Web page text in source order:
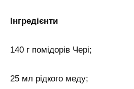
Інгредієнти
140 г помідорів Чері;
25 мл рідкого меду;